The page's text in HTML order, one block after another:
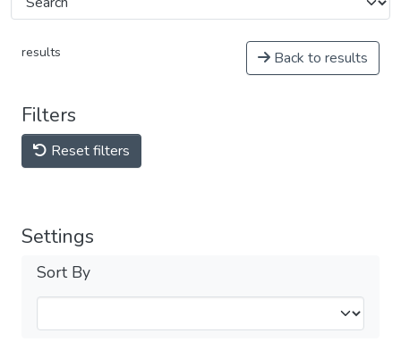
results Back to results
Filters
Reset filters
Settings
Sort By